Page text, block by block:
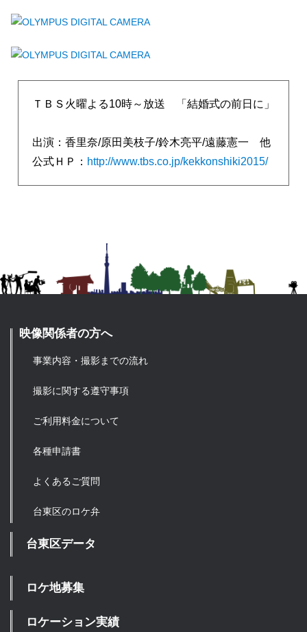
ＴＢＳ火曜よる10時～放送 「結婚式の前日に」
出演：香里奈/原田美枝子/鈴木亮平/遠藤憲一 他
公式ＨＰ： http://www.tbs.co.jp/kekkonshiki2015/
映像関係者の方へ
事業内容・撮影までの流れ
撮影に関する遵守事項
ご利用料金について
各種申請書
よくあるご質問
台東区のロケ弁
台東区データ
ロケ地募集
ロケーション実績